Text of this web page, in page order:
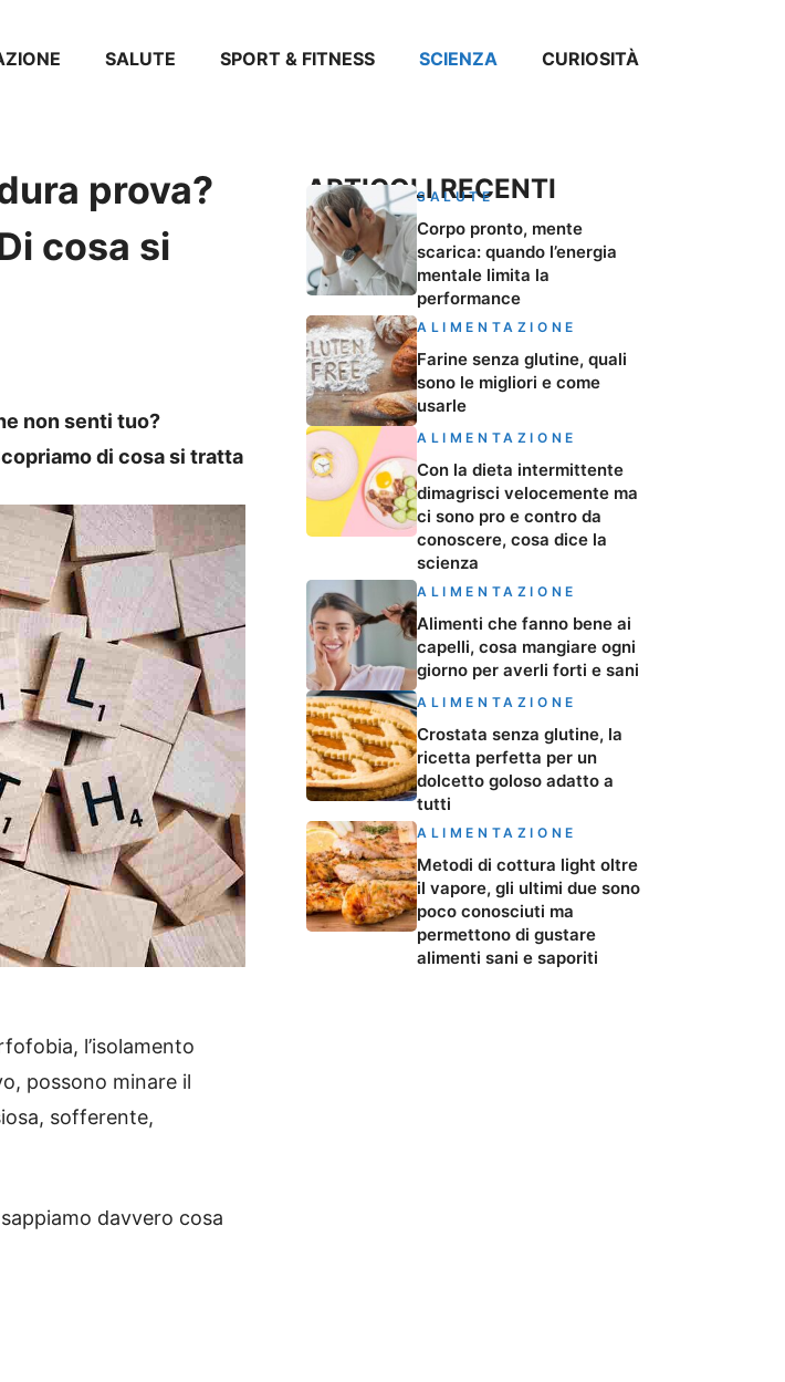
SALUTE SPORT & FITNESS SCIENZA CURIOSITÀ
prova?
cosa si
non senti tuo?
di cosa si tratta
l’isolamento
possono minare il
sofferente,
davvero cosa
ARTICOLI RECENTI
SALUTE
Corpo pronto, mente
scarica: quando l’energia
mentale limita la
performance
ALIMENTAZIONE
Farine senza glutine, quali
sono le migliori e come
usarle
ALIMENTAZIONE
Con la dieta intermittente
dimagrisci velocemente ma
ci sono pro e contro da
conoscere, cosa dice la
scienza
ALIMENTAZIONE
Alimenti che fanno bene ai
capelli, cosa mangiare ogni
giorno per averli forti e sani
ALIMENTAZIONE
Crostata senza glutine, la
ricetta perfetta per un
dolcetto goloso adatto a
tutti
ALIMENTAZIONE
Metodi di cottura light oltre
il vapore, gli ultimi due sono
poco conosciuti ma
permettono di gustare
alimenti sani e saporiti